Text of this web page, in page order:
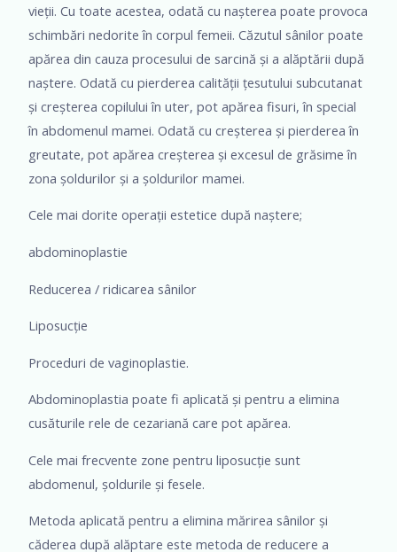
vieții. Cu toate acestea, odată cu nașterea poate provoca
schimbări nedorite în corpul femeii. Căzutul sânilor poate
apărea din cauza procesului de sarcină și a alăptării după
naștere. Odată cu pierderea calității țesutului subcutanat
și creșterea copilului în uter, pot apărea fisuri, în special
în abdomenul mamei. Odată cu creșterea și pierderea în
greutate, pot apărea creșterea și excesul de grăsime în
zona șoldurilor și a șoldurilor mamei.
Cele mai dorite operații estetice după naștere;
abdominoplastie
Reducerea / ridicarea sânilor
Liposucție
Proceduri de vaginoplastie.
Abdominoplastia poate fi aplicată și pentru a elimina
cusăturile rele de cezariană care pot apărea.
Cele mai frecvente zone pentru liposucție sunt
abdomenul, șoldurile și fesele.
Metoda aplicată pentru a elimina mărirea sânilor și
căderea după alăptare este metoda de reducere a